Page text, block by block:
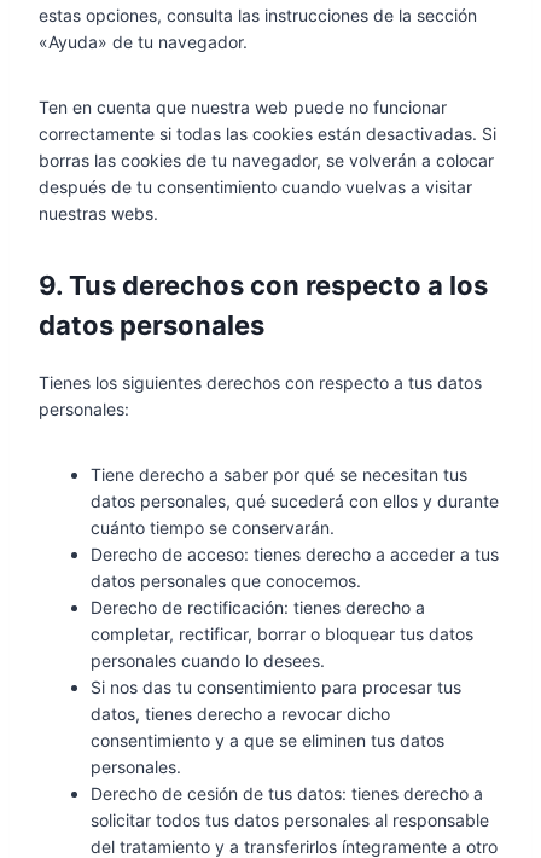
estas opciones, consulta las instrucciones de la sección
«Ayuda» de tu navegador.
Ten en cuenta que nuestra web puede no funcionar
correctamente si todas las cookies están desactivadas. Si
borras las cookies de tu navegador, se volverán a colocar
después de tu consentimiento cuando vuelvas a visitar
nuestras webs.
9. Tus derechos con respecto a los
datos personales
Tienes los siguientes derechos con respecto a tus datos
personales:
Tiene derecho a saber por qué se necesitan tus
datos personales, qué sucederá con ellos y durante
cuánto tiempo se conservarán.
Derecho de acceso: tienes derecho a acceder a tus
datos personales que conocemos.
Derecho de rectificación: tienes derecho a
completar, rectificar, borrar o bloquear tus datos
personales cuando lo desees.
Si nos das tu consentimiento para procesar tus
datos, tienes derecho a revocar dicho
consentimiento y a que se eliminen tus datos
personales.
Derecho de cesión de tus datos: tienes derecho a
solicitar todos tus datos personales al responsable
del tratamiento y a transferirlos íntegramente a otro